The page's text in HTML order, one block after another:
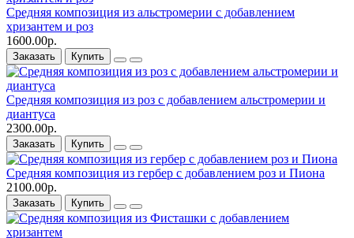
Средняя композиция из альстромерии c добавлением
хризантем и роз
1600.00р.
Заказать Купить
Средняя композиция из роз c добавлением альстромерии и
диантуса
2300.00р.
Заказать Купить
Средняя композиция из гербер c добавлением роз и Пиона
2100.00р.
Заказать Купить